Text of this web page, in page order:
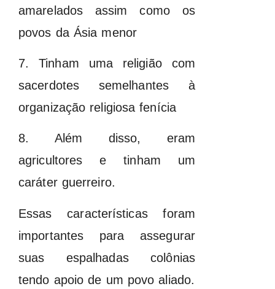
amarelados assim como os
povos da Ásia menor
7. Tinham uma religião com
sacerdotes semelhantes à
organização religiosa fenícia
8. Além disso, eram
agricultores e tinham um
caráter guerreiro.
Essas características foram
importantes para assegurar
suas espalhadas colônias
tendo apoio de um povo aliado.